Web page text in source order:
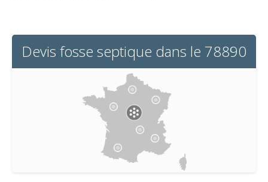
Devis fosse septique dans le 78890